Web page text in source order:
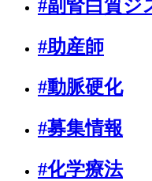
#副腎白質ジ
#助産師
#動脈硬化
#募集情報
#化学療法